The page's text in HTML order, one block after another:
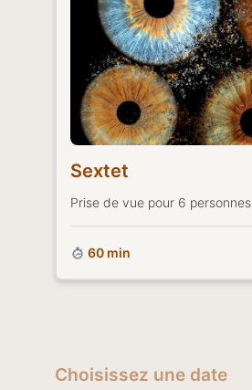
Sextet
Prise de vue pour 6 personnes
60 min
Choisissez une date